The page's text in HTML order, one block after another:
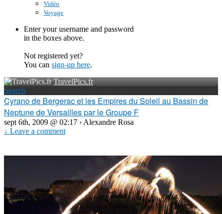
Vidéo
Voyage
Enter your username and password
in the boxes above.
Not registered yet?
You can sign-up here.
TravelPics.fr
Search
Cyrano de Bergerac et les Empires du Soleil au Bassin de
Neptune de Versailles par le Groupe F
sept 6th, 2009 @ 02:17 › Alexandre Rosa
↓ Leave a comment